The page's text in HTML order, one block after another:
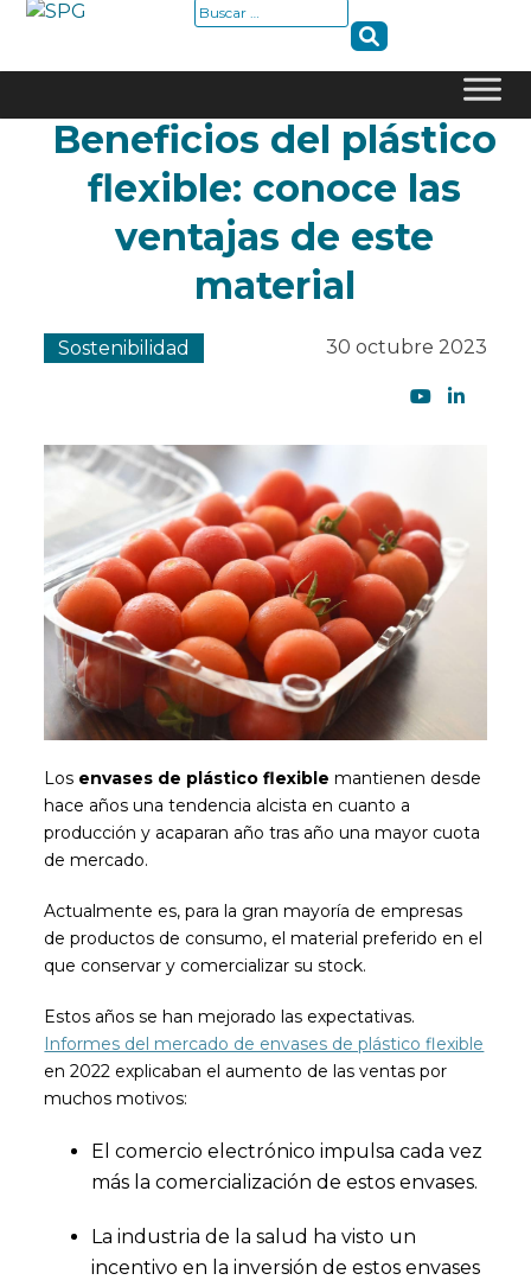
Buscar:
Beneficios del plástico
flexible: conoce las
ventajas de este
material
Sostenibilidad 30 octubre 2023
Los envases de plástico flexible mantienen desde
hace años una tendencia alcista en cuanto a
producción y acaparan año tras año una mayor cuota
de mercado.
Actualmente es, para la gran mayoría de empresas
de productos de consumo, el material preferido en el
que conservar y comercializar su stock.
Estos años se han mejorado las expectativas.
Informes del mercado de envases de plástico flexible
en 2022 explicaban el aumento de las ventas por
muchos motivos:
El comercio electrónico impulsa cada vez
más la comercialización de estos envases.
La industria de la salud ha visto un
incentivo en la inversión de estos envases